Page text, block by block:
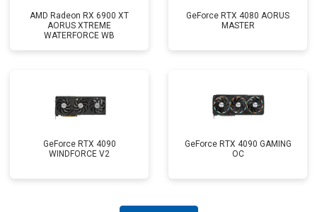
AMD Radeon RX 6900 XT
AORUS XTREME
WATERFORCE WB
GeForce RTX 4080 AORUS
MASTER
GeForce RTX 4090
WINDFORCE V2
GeForce RTX 4090 GAMING
OC